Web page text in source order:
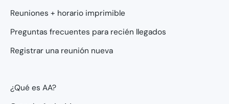
Reuniones + horario imprimible
Preguntas frecuentes para recién llegados
Registrar una reunión nueva
¿Qué es AA?